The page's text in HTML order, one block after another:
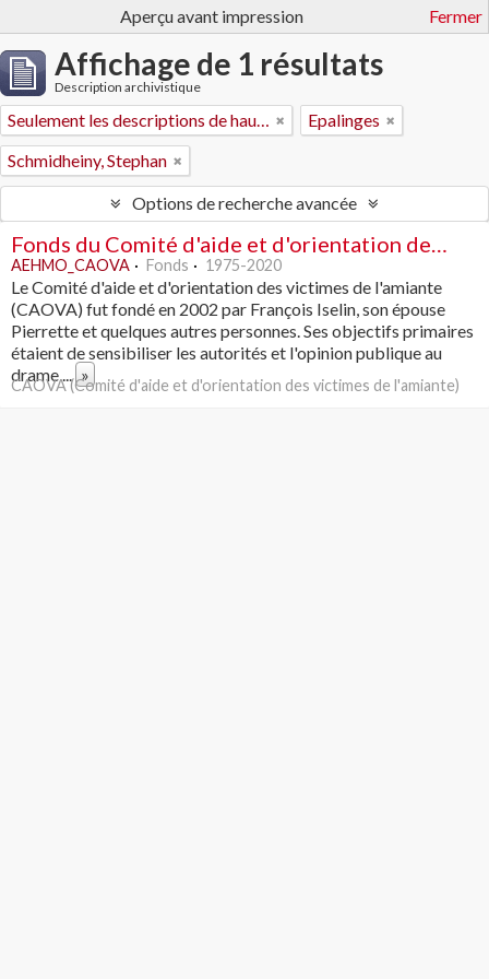
Aperçu avant impression Fermer
Affichage de 1 résultats
Description archivistique
Seulement les descriptions de haut niveau
Epalinges
Schmidheiny, Stephan
Options de recherche avancée
Fonds du Comité d'aide et d'orientation des victimes de l'amiante
AEHMO_CAOVA Fonds 1975-2020
Le Comité d'aide et d'orientation des victimes de l'amiante
(CAOVA) fut fondé en 2002 par François Iselin, son épouse
Pierrette et quelques autres personnes. Ses objectifs primaires
étaient de sensibiliser les autorités et l'opinion publique au
drame... »
CAOVA (Comité d'aide et d'orientation des victimes de l'amiante)